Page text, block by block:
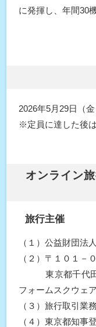
に発揮し、年間30
2026年5月29日（
※定員に達した後
オンライン
旅行主催
（１）公益財団法
（２）〒１０１－
東京都千代田区
フォームスクウェ
（３）旅行取引
（４）東京都知事